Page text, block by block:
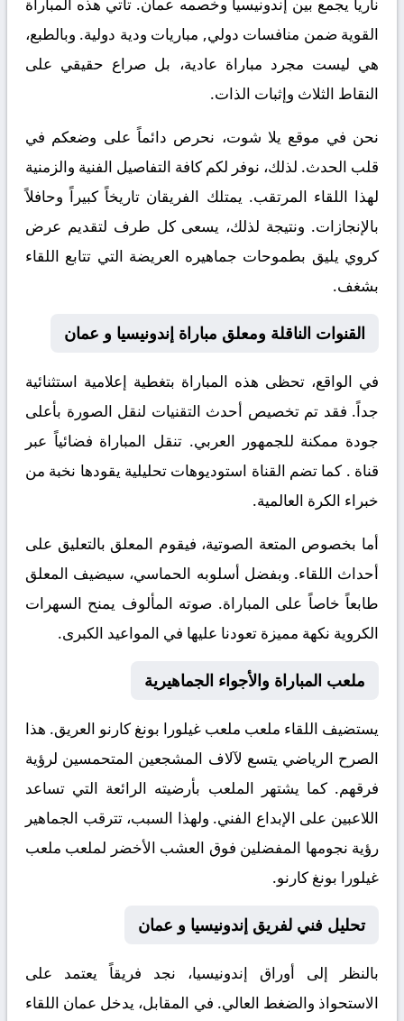
القوية ضمن منافسات دولي, مباريات ودية دولية. وبالطبع،
هي ليست مجرد مباراة عادية، بل صراع حقيقي على
النقاط الثلاث وإثبات الذات.
نحن في موقع يلا شوت، نحرص دائماً على وضعكم في
قلب الحدث. لذلك، نوفر لكم كافة التفاصيل الفنية والزمنية
لهذا اللقاء المرتقب. يمتلك الفريقان تاريخاً كبيراً وحافلاً
بالإنجازات. ونتيجة لذلك، يسعى كل طرف لتقديم عرض
كروي يليق بطموحات جماهيره العريضة التي تتابع اللقاء
بشغف.
القنوات الناقلة ومعلق مباراة إندونيسيا و عمان
في الواقع، تحظى هذه المباراة بتغطية إعلامية استثنائية
جداً. فقد تم تخصيص أحدث التقنيات لنقل الصورة بأعلى
جودة ممكنة للجمهور العربي. تنقل المباراة فضائياً عبر
قناة . كما تضم القناة استوديوهات تحليلية يقودها نخبة من
خبراء الكرة العالمية.
أما بخصوص المتعة الصوتية، فيقوم المعلق بالتعليق على
أحداث اللقاء. وبفضل أسلوبه الحماسي، سيضيف المعلق
طابعاً خاصاً على المباراة. صوته المألوف يمنح السهرات
الكروية نكهة مميزة تعودنا عليها في المواعيد الكبرى.
ملعب المباراة والأجواء الجماهيرية
يستضيف اللقاء ملعب ملعب غيلورا بونغ كارنو العريق. هذا
الصرح الرياضي يتسع لآلاف المشجعين المتحمسين لرؤية
فرقهم. كما يشتهر الملعب بأرضيته الرائعة التي تساعد
اللاعبين على الإبداع الفني. ولهذا السبب، تترقب الجماهير
رؤية نجومها المفضلين فوق العشب الأخضر لملعب ملعب
غيلورا بونغ كارنو.
تحليل فني لفريق إندونيسيا و عمان
بالنظر إلى أوراق إندونيسيا، نجد فريقاً يعتمد على
الاستحواذ والضغط العالي. في المقابل، يدخل عمان اللقاء